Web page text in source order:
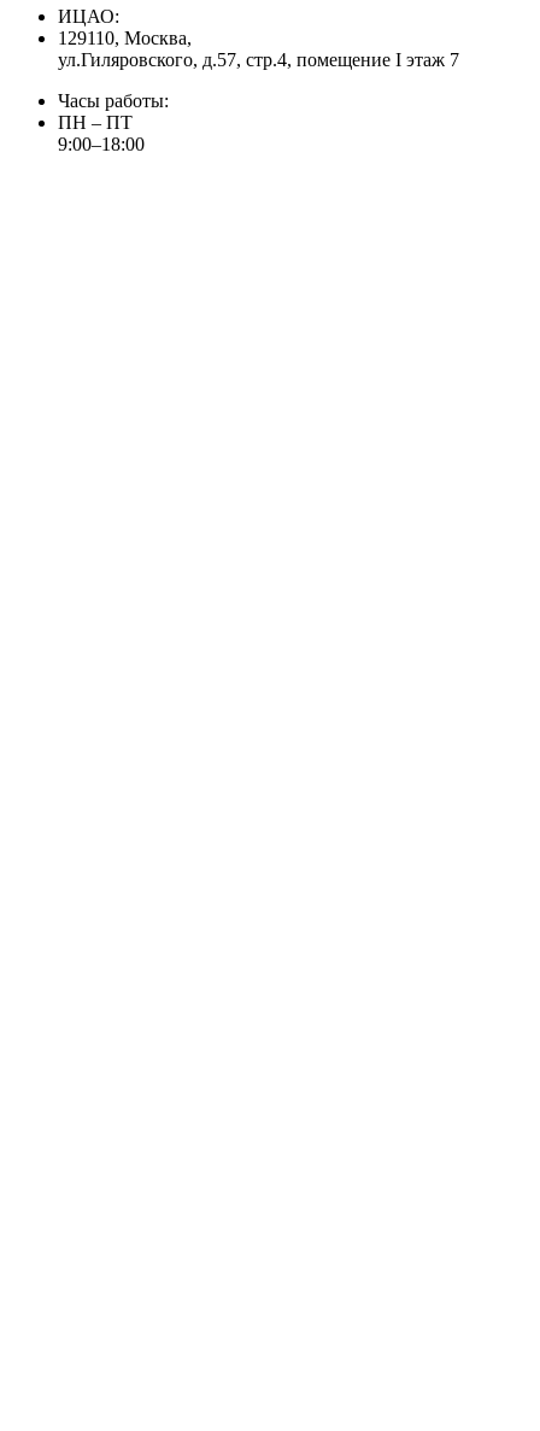
ИЦАО:
129110, Москва,
ул.Гиляровского, д.57, стр.4, помещение I этаж 7
Часы работы:
ПН – ПТ
9:00–18:00